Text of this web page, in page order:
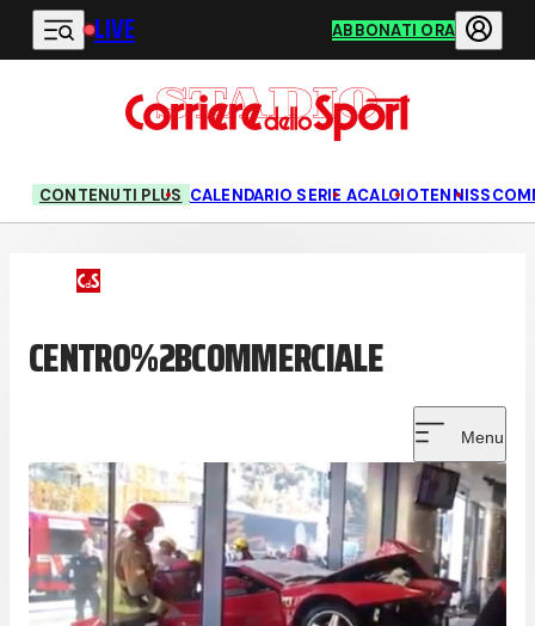
Vai al contenuto principale
LIVE ABBONATI ORA
CONTENUTI PLUS CALENDARIO SERIE ACALCIOTENNIS
CENTRO%2BCOMMERCIALE
Menu